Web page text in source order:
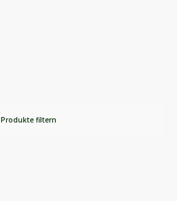
Produkte filtern